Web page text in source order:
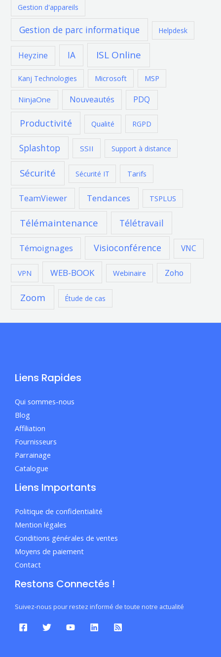
Gestion d'appareils
Gestion de parc informatique Helpdesk
Heyzine IA ISL Online
Kanj Technologies Microsoft MSP
NinjaOne Nouveautés PDQ
Productivité Qualité RGPD
Splashtop SSII Support à distance
Sécurité Sécurité IT Tarifs
TeamViewer Tendances TSPLUS
Télémaintenance Télétravail
Témoignages Visioconférence VNC
VPN WEB-BOOK Webinaire Zoho
Zoom Étude de cas
Liens Rapides
Qui sommes-nous
Blog
Affiliation
Fournisseurs
Parrainage
Catalogue
Liens Importants
Politique de confidentialité
Mention légales
Conditions générales de ventes
Moyens de paiement
Contact
Restons Connectés !
Suivez-nous pour restez informé de toute notre actualité